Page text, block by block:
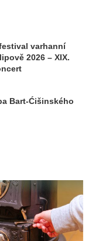
varhanní
2026 – XIX.
Bart-Ćišinského